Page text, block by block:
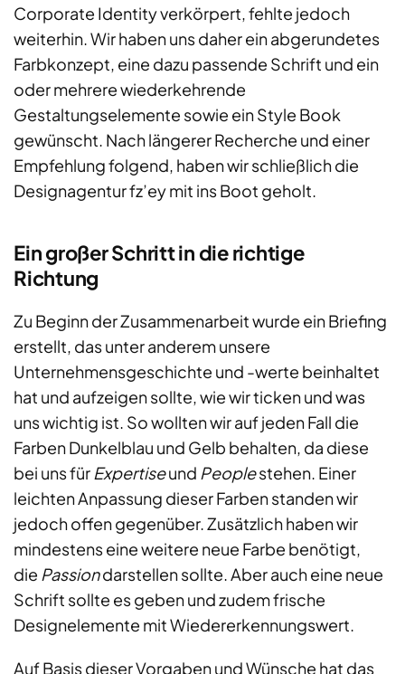
Corporate Identity verkörpert, fehlte jedoch
weiterhin. Wir haben uns daher ein abgerundetes
Farbkonzept, eine dazu passende Schrift und ein
oder mehrere wiederkehrende
Gestaltungselemente sowie ein Style Book
gewünscht. Nach längerer Recherche und einer
Empfehlung folgend, haben wir schließlich die
Designagentur fz’ey mit ins Boot geholt.
Ein großer Schritt in die richtige
Richtung
Zu Beginn der Zusammenarbeit wurde ein Briefing
erstellt, das unter anderem unsere
Unternehmensgeschichte und -werte beinhaltet
hat und aufzeigen sollte, wie wir ticken und was
uns wichtig ist. So wollten wir auf jeden Fall die
Farben Dunkelblau und Gelb behalten, da diese
bei uns für Expertiseund Peoplestehen. Einer
leichten Anpassung dieser Farben standen wir
jedoch offen gegenüber. Zusätzlich haben wir
mindestens eine weitere neue Farbe benötigt,
die Passiondarstellen sollte. Aber auch eine neue
Schrift sollte es geben und zudem frische
Designelemente mit Wiedererkennungswert.
Auf Basis dieser Vorgaben und Wünsche hat das